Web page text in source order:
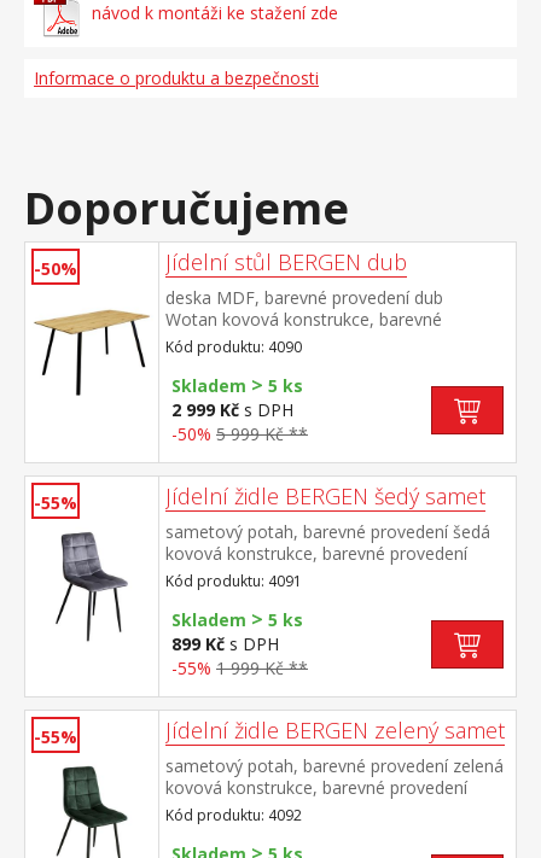
návod k montáži ke stažení zde
Informace o produktu a bezpečnosti
Doporučujeme
-50% Jídelní stůl BERGEN dub
deska MDF, barevné provedení dub
Wotan kovová konstrukce, barevné
provedení černá
Kód produktu: 4090
Skladem > 5 ks
2 999 Kč s DPH
-50% 5 999 Kč **
-55% Jídelní židle BERGEN šedý samet
sametový potah, barevné provedení šedá
kovová konstrukce, barevné provedení
černá výška sedu 49 cm
Kód produktu: 4091
Skladem > 5 ks
899 Kč s DPH
-55% 1 999 Kč **
-55% Jídelní židle BERGEN zelený samet
sametový potah, barevné provedení zelená
kovová konstrukce, barevné provedení
černá výška sedu 49 cm
Kód produktu: 4092